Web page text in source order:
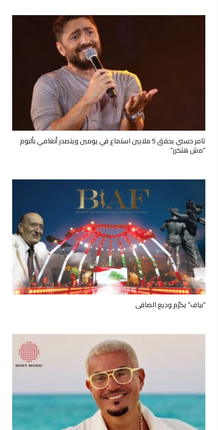
تامر حسني يحقق 5 ملايين استماع في يومين ويتصدر أنغامي بألبوم
“مش هتكرر”
“بياف” يكرّم وديع الصافي